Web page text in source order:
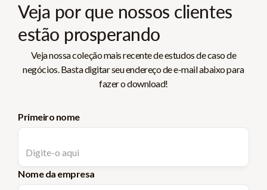
Veja por que nossos clientes
estão prosperando
Veja nossa coleção mais recente de estudos de caso de
negócios. Basta digitar seu endereço de e-mail abaixo para
fazer o download!
Primeiro nome
Nome da empresa